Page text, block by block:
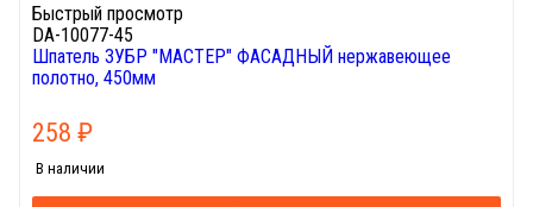
Быстрый просмотр
DA-10077-45
Шпатель ЗУБР "МАСТЕР" ФАСАДНЫЙ нержавеющее
полотно, 450мм
258 ₽
В наличии